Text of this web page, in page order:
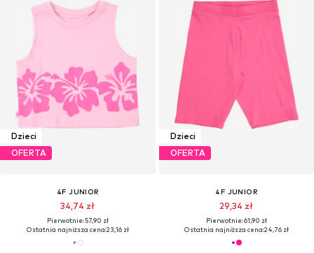
Dzieci
OFERTA
4F JUNIOR
34,74 zł
Pierwotnie: 57,90 zł
Ostatnia najniższa cena:23,16 zł
Dzieci
OFERTA
4F JUNIOR
29,34 zł
Pierwotnie: 61,90 zł
Ostatnia najniższa cena:24,76 zł